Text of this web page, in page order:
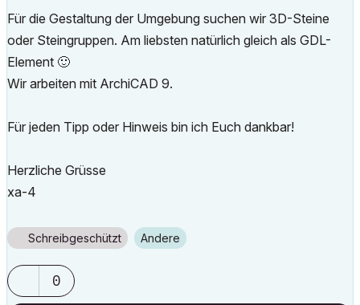
Für die Gestaltung der Umgebung suchen wir 3D-Steine
oder Steingruppen. Am liebsten natürlich gleich als GDL-
Element 🙂
Wir arbeiten mit ArchiCAD 9.
Für jeden Tipp oder Hinweis bin ich Euch dankbar!
Herzliche Grüsse
xa-4
Schreibgeschützt Andere
0